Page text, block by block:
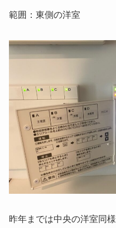
範囲：東側の洋室
昨年までは中央の洋室同